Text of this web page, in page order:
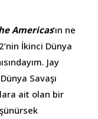
Americas‘ın ne
İkinci Dünya
Jay
Savaşı
ait olan bir